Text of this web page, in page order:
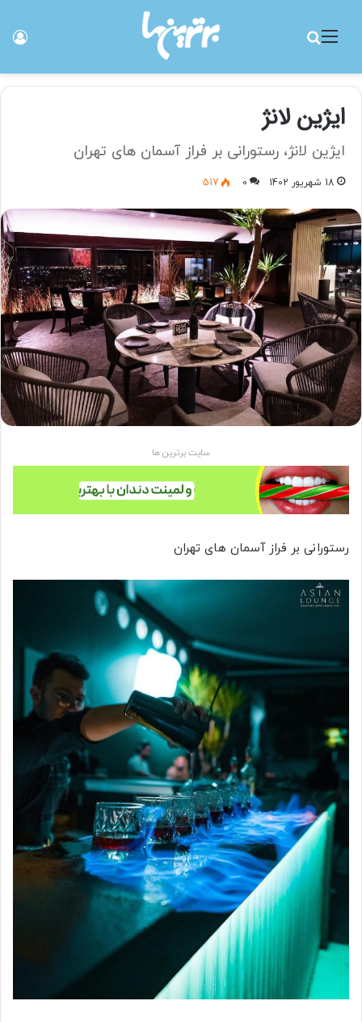
منو
ایژین لانژ
ایژین لانژ، رستورانی بر فراز آسمان های تهران
18 شهریور 1402 0
517
سایت برترین ها
رستورانی بر فراز آسمان های تهران